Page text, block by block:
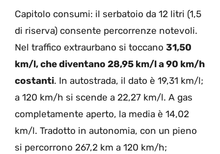
Capitolo consumi: il serbatoio da 12 litri (1,5
di riserva) consente percorrenze notevoli.
Nel traffico extraurbano si toccano 31,50
km/l, che diventano 28,95 km/l a 90 km/h
costanti. In autostrada, il dato è 19,31 km/l;
a 120 km/h si scende a 22,27 km/l. A gas
completamente aperto, la media è 14,02
km/l. Tradotto in autonomia, con un pieno
si percorrono 267,2 km a 120 km/h;